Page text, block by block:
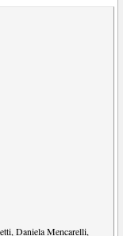
,Daniela Mencarelli,